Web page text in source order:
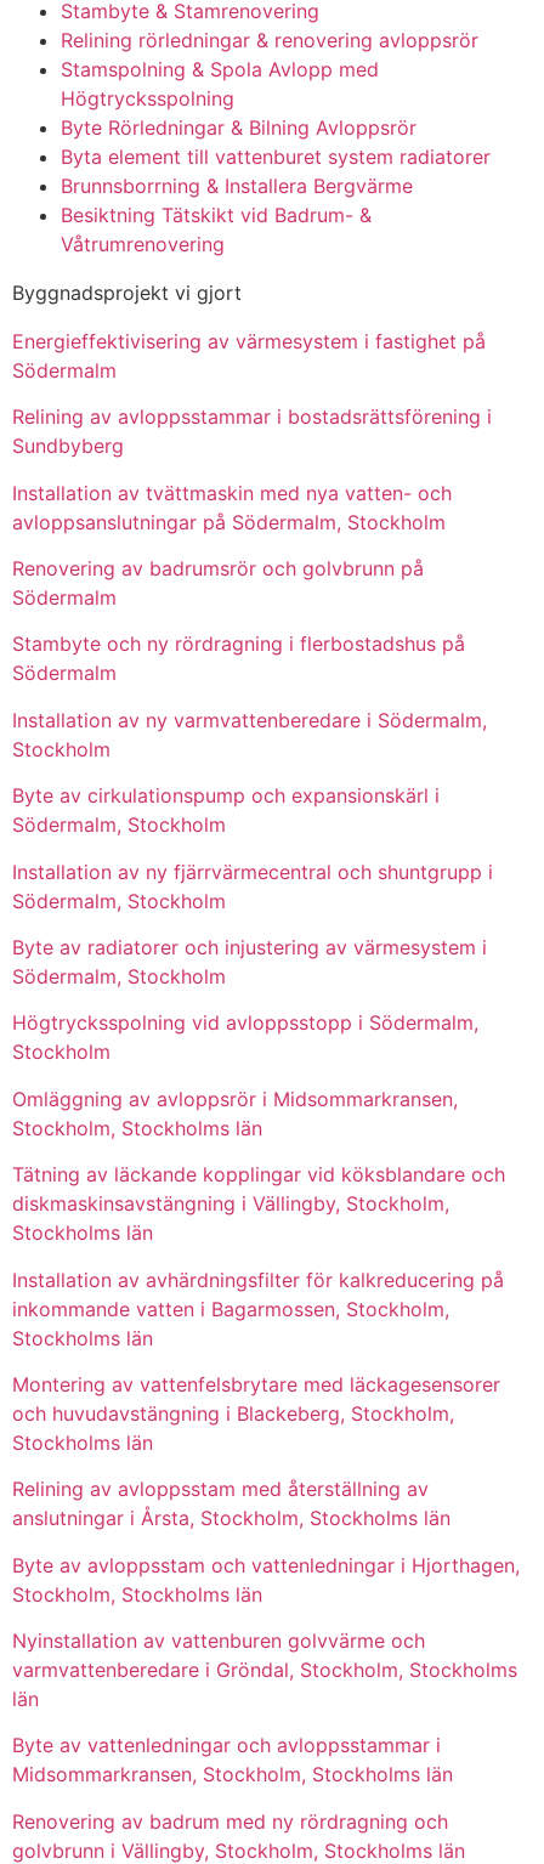
Stambyte & Stamrenovering
Relining rörledningar & renovering avloppsrör
Stamspolning & Spola Avlopp med
Högtrycksspolning
Byte Rörledningar & Bilning Avloppsrör
Byta element till vattenburet system radiatorer
Brunnsborrning & Installera Bergvärme
Besiktning Tätskikt vid Badrum- &
Våtrumrenovering
Byggnadsprojekt vi gjort
Energieffektivisering av värmesystem i fastighet på
Södermalm
Relining av avloppsstammar i bostadsrättsförening i
Sundbyberg
Installation av tvättmaskin med nya vatten- och
avloppsanslutningar på Södermalm, Stockholm
Renovering av badrumsrör och golvbrunn på
Södermalm
Stambyte och ny rördragning i flerbostadshus på
Södermalm
Installation av ny varmvattenberedare i Södermalm,
Stockholm
Byte av cirkulationspump och expansionskärl i
Södermalm, Stockholm
Installation av ny fjärrvärmecentral och shuntgrupp i
Södermalm, Stockholm
Byte av radiatorer och injustering av värmesystem i
Södermalm, Stockholm
Högtrycksspolning vid avloppsstopp i Södermalm,
Stockholm
Omläggning av avloppsrör i Midsommarkransen,
Stockholm, Stockholms län
Tätning av läckande kopplingar vid köksblandare och
diskmaskinsavstängning i Vällingby, Stockholm,
Stockholms län
Installation av avhärdningsfilter för kalkreducering på
inkommande vatten i Bagarmossen, Stockholm,
Stockholms län
Montering av vattenfelsbrytare med läckagesensorer
och huvudavstängning i Blackeberg, Stockholm,
Stockholms län
Relining av avloppsstam med återställning av
anslutningar i Årsta, Stockholm, Stockholms län
Byte av avloppsstam och vattenledningar i Hjorthagen,
Stockholm, Stockholms län
Nyinstallation av vattenburen golvvärme och
varmvattenberedare i Gröndal, Stockholm, Stockholms
län
Byte av vattenledningar och avloppsstammar i
Midsommarkransen, Stockholm, Stockholms län
Renovering av badrum med ny rördragning och
golvbrunn i Vällingby, Stockholm, Stockholms län